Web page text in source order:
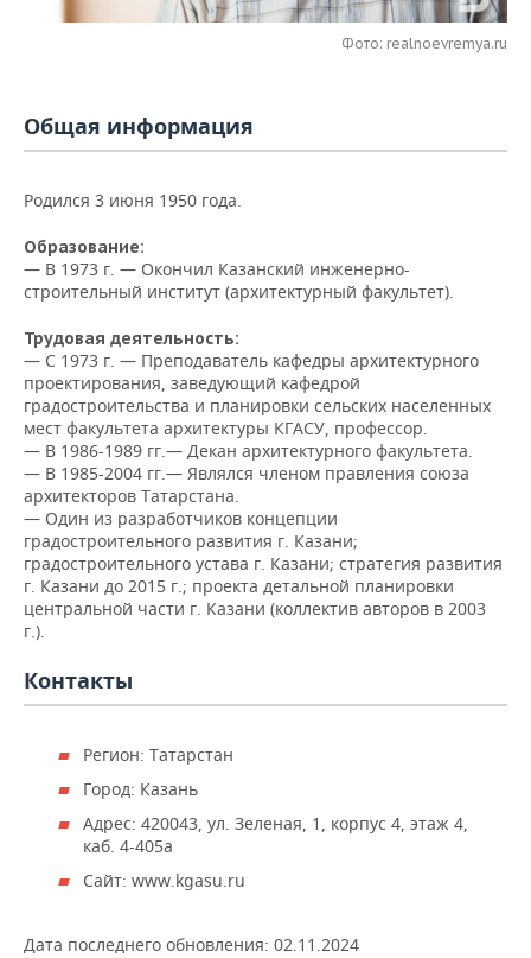
ОПК
УСЛУГИ
МЕДИА
ТЕЛЕКОММУНИКАЦИИ
ВЫЕЗДНАЯ РЕДАКЦИЯ
БИЗНЕС-БРАНЧИ
ONLINE-КОНФЕРЕНЦИИ
НОВОСТИ СПОРТА
ФУТБОЛ
ХОККЕЙ
ВОЛЕЙБОЛ
КИБЕРСПОРТ
ФИГУРНОЕ КАТАНИЕ
ВОДНЫЕ ВИДЫ СПОРТА
ХОККЕЙ С МЯЧОМ
ОБЩЕСТВО
НОВОСТИ ОБЩЕСТВА
ВЛАСТЬ
ИСТОРИЯ
КУЛЬТУРА
МЕДИЦИНА
ОБРАЗОВАНИЕ
ПРОИСШЕСТВИЯ
ФОТОГАЛЕРЕЯ
СЮЖЕТЫ
СПИСОК ПЕРСОН
СПИСОК КОМПАНИЙ
ПОЛНАЯ ВЕРСИЯ
Фото: realnoevremya.ru
Общая информация
Родился 3 июня 1950 года.
Образование:
— В 1973 г. — Окончил Казанский инженерно-
строительный институт (архитектурный факультет).
Трудовая деятельность:
— С 1973 г. — Преподаватель кафедры архитектурного
проектирования, заведующий кафедрой
градостроительства и планировки сельских населенных
мест факультета архитектуры КГАСУ, профессор.
— В 1986-1989 гг.— Декан архитектурного факультета.
— В 1985-2004 гг.— Являлся членом правления союза
архитекторов Татарстана.
— Один из разработчиков концепции
градостроительного развития г. Казани;
градостроительного устава г. Казани; стратегия развития
г. Казани до 2015 г.; проекта детальной планировки
центральной части г. Казани (коллектив авторов в 2003
г.).
Контакты
Регион: Татарстан
Город: Казань
Адрес: 420043, ул. Зеленая, 1, корпус 4, этаж 4,
каб. 4-405а
Сайт: www.kgasu.ru
Дата последнего обновления: 02.11.2024